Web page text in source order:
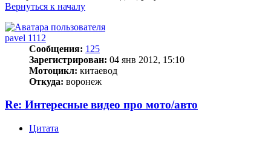
Вернуться к началу
pavel 1112
Сообщения: 125
Зарегистрирован: 04 янв 2012, 15:10
Мотоцикл: китаевод
Откуда: воронеж
Re: Интересные видео про мото/авто
Цитата